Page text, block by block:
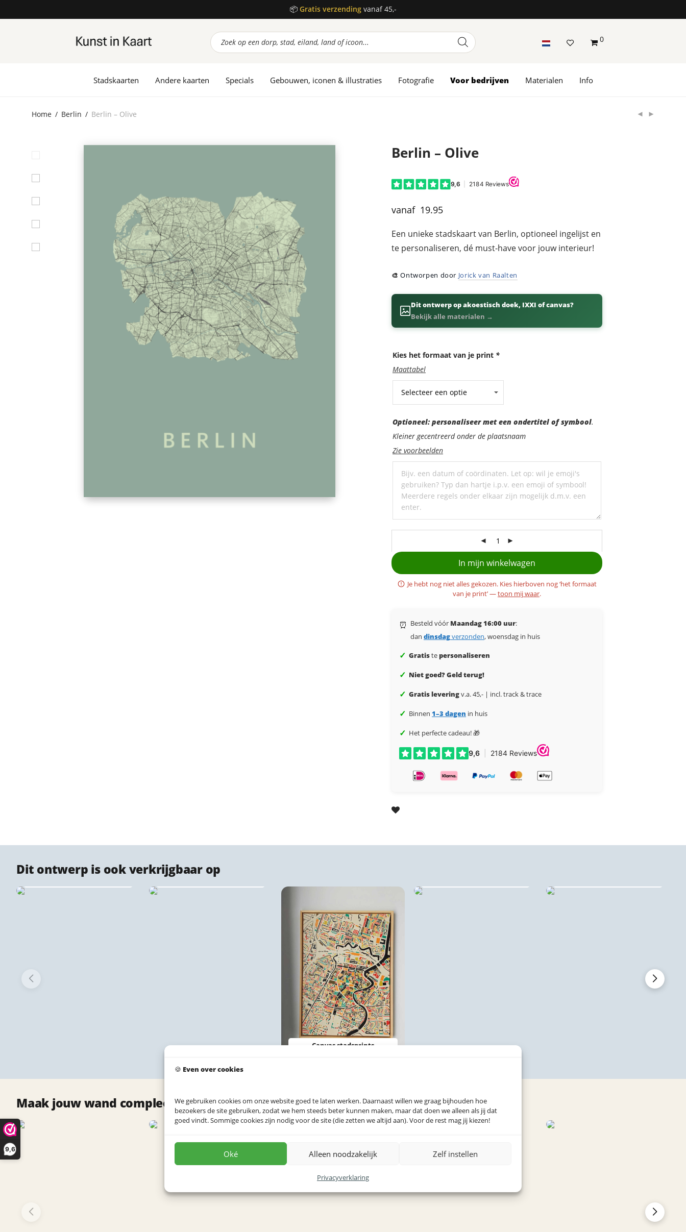
9,6
🍪 Even over cookies
We gebruiken cookies om onze website goed te laten werken. Daarnaast willen we graag bijhouden hoe
bezoekers de site gebruiken, zodat we hem steeds beter kunnen maken, maar dat doen we alleen als jij dat
goed vindt. Sommige cookies zijn nodig voor de site (die zetten we altijd aan). Voor de rest mag jij kiezen!
Oké Alleen noodzakelijk Zelf instellen
Privacyverklaring
📦 Gratis verzendingvanaf 45,-
Producten
zoeken
Stadskaarten Andere kaarten Specials Gebouwen, iconen & illustraties Fotografie Voor bedrijven Materialen Info
0
Home / Berlin / Berlin – Olive
Berlin – Olive
19.95
Een unieke stadskaart van Berlin, optioneel ingelijst en
te personaliseren, dé must-have voor jouw interieur!
🎨Ontworpen door Jorick van Raalten
Dit ontwerp op akoestisch doek, IXXI of canvas?
Bekijk alle materialen →
Kies het formaat van je print *
Maattabel
Optioneel:
personaliseer
met
een
ondertitel
Optioneel: personaliseer met een ondertitel of symbool.
Kleiner gecentreerd onder de plaatsnaam
Zie voorbeelden
In mijn winkelwagen
Je hebt nog niet alles gekozen. Kies hierboven nog ‘het formaat
van je print’ —toon mij waar.
⏰ Besteld vóór Maandag 16:00 uur:
dan dinsdagverzonden, woensdag in huis
✓ Gratistepersonaliseren
✓ Niet goed? Geld terug!
✓ Gratis leveringv.a. 45,- | incl. track & trace
✓ Binnen 1–3 dagen in huis
✓ Het perfecte cadeau! 🎁
Dit ontwerp is ook verkrijgbaar op
Canvas stadsprints
Maak jouw wand compleet met deze prints